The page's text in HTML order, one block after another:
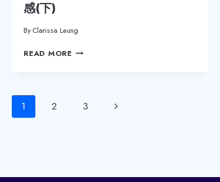
感(下)
ByClarissa Leung
READ MORE 2022
Page
1 2 3
Next